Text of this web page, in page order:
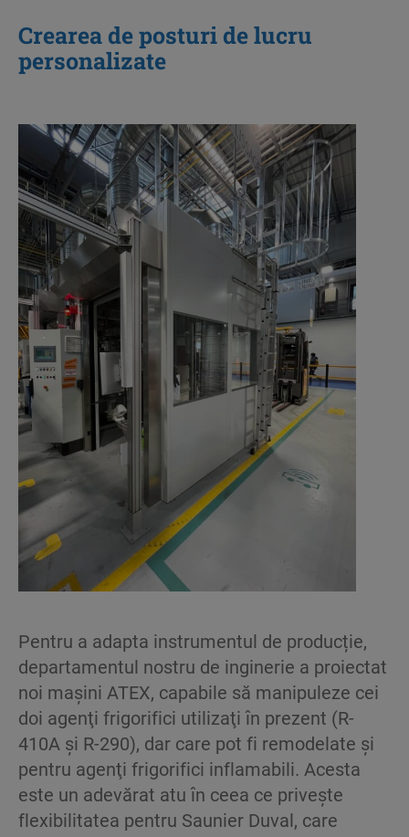
Crearea de posturi de lucru
personalizate
Pentru a adapta instrumentul de producție,
departamentul nostru de inginerie a proiectat
noi mașini ATEX, capabile să manipuleze cei
doi agenţi frigorifici utilizaţi în prezent (R-
410A și R-290), dar care pot fi remodelate și
pentru agenţi frigorifici inflamabili. Acesta
este un adevărat atu în ceea ce privește
flexibilitatea pentru Saunier Duval, care